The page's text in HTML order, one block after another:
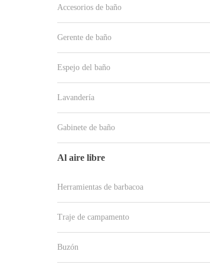
Accesorios de baño
Gerente de baño
Espejo del baño
Lavandería
Gabinete de baño
Al aire libre
Herramientas de barbacoa
Traje de campamento
Buzón